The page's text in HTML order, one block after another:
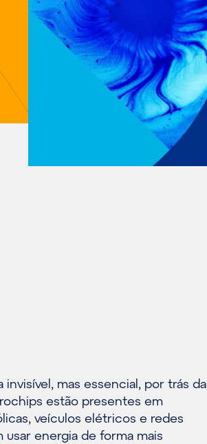
mas essencial, por trás da
estão presentes em
veículos elétricos e redes
energia de forma mais